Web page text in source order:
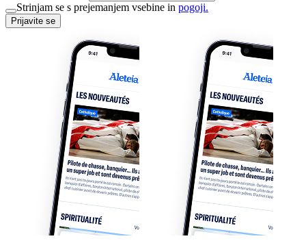
Strinjam se s prejemanjem vsebine in pogoji.
Prijavite se